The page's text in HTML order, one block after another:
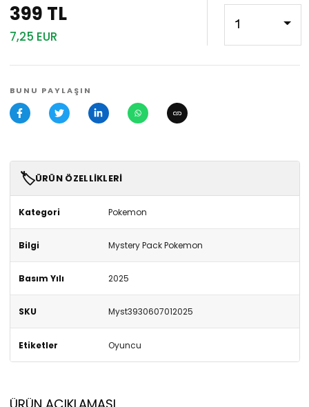
399 TL
7,25 EUR
1
BUNU PAYLAŞIN
🏷️ÜRÜN ÖZELLIKLERI
Kategori Pokemon
Bilgi Mystery Pack Pokemon
Basım Yılı 2025
SKU Myst3930607012025
Etiketler Oyuncu